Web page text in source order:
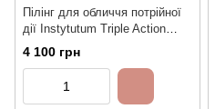
Пілінг для обличчя потрійної
дії Instytutum Triple Action
Resurfacing Peel, 60ml
4 100 грн